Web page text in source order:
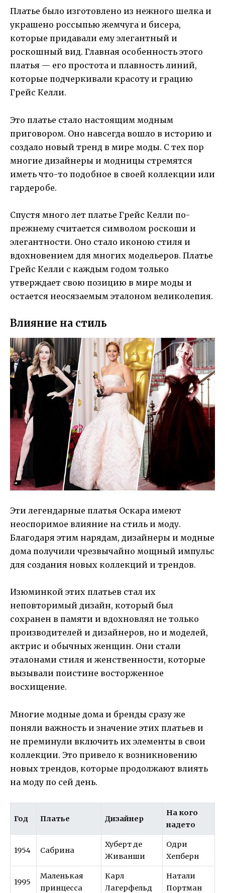
Платье было изготовлено из нежного шелка и
украшено россыпью жемчуга и бисера,
которые придавали ему элегантный и
роскошный вид. Главная особенность этого
платья — его простота и плавность линий,
которые подчеркивали красоту и грацию
Грейс Келли.
Это платье стало настоящим модным
приговором. Оно навсегда вошло в историю и
создало новый тренд в мире моды. С тех пор
многие дизайнеры и модницы стремятся
иметь что-то подобное в своей коллекции или
гардеробе.
Спустя много лет платье Грейс Келли по-
прежнему считается символом роскоши и
элегантности. Оно стало иконою стиля и
вдохновением для многих модельеров. Платье
Грейс Келли с каждым годом только
утверждает свою позицию в мире моды и
остается неосязаемым эталоном великолепия.
Влияние на стиль
Эти легендарные платья Оскара имеют
неоспоримое влияние на стиль и моду.
Благодаря этим нарядам, дизайнеры и модные
дома получили чрезвычайно мощный импульс
для создания новых коллекций и трендов.
Изюминкой этих платьев стал их
неповторимый дизайн, который был
сохранен в памяти и вдохновлял не только
производителей и дизайнеров, но и моделей,
актрис и обычных женщин. Они стали
эталонами стиля и женственности, которые
вызывали поистине восторженное
восхищение.
Многие модные дома и бренды сразу же
поняли важность и значение этих платьев и
не преминули включить их элементы в свои
коллекции. Это привело к возникновению
новых трендов, которые продолжают влиять
на моду по сей день.
Год Платье Дизайнер
На кого
надето
1954 Сабрина
Хуберт де
Живанши
Одри
Хепберн
1995
Маленькая
принцесса
Карл
Лагерфельд
Натали
Портман